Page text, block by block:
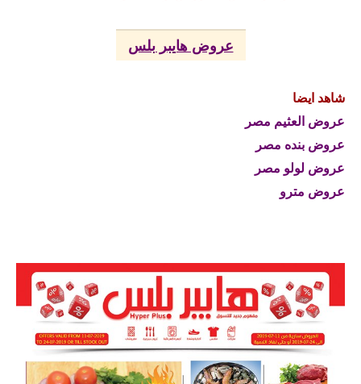
عروض هايبر بلس
شاهد ايضا
عروض العثيم مصر
عروض بنده مصر
عروض لولو مصر
عروض مترو